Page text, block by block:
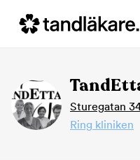
Sturegatan
Ring kliniken